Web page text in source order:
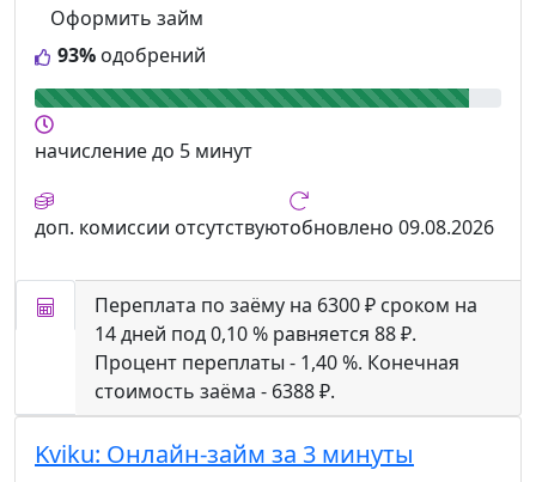
93% одобрений
Оформить займ
начислениедо 5 минут
доп. комиссии отсутствуютобновлено 09.08.2026
Переплата по заёму на 6300 ₽ сроком на
14 дней под 0,10 % равняется 88 ₽.
Процент переплаты - 1,40 %. Конечная
стоимость заёма - 6388 ₽.
Kviku: Онлайн-займ за 3 минуты